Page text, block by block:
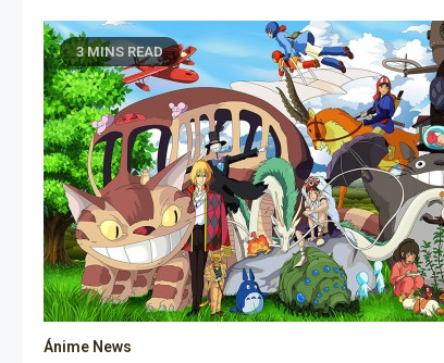
3 MINS READ
Ánime News